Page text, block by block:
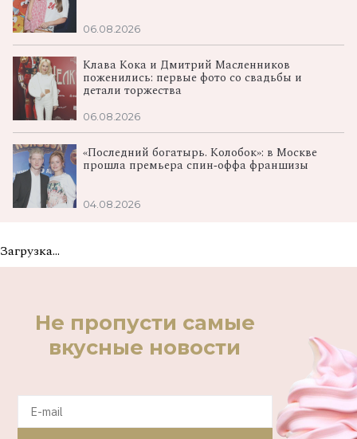
06.08.2026
Клава Кока и Дмитрий Масленников
поженились: первые фото со свадьбы и
детали торжества
06.08.2026
«Последний богатырь. Колобок»: в Москве
прошла премьера спин‑оффа франшизы
04.08.2026
Загрузка...
Не пропусти самые
вкусные новости